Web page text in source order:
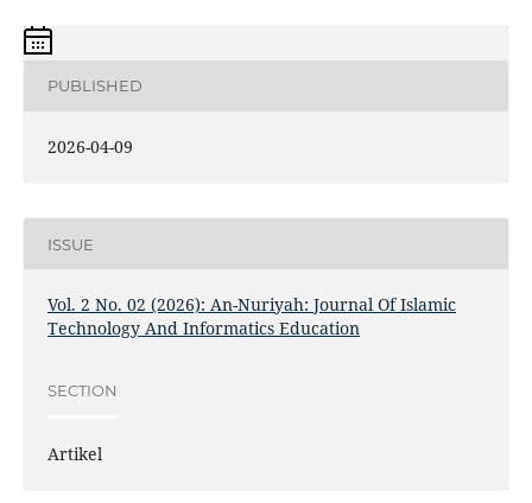
PUBLISHED
2026-04-09
ISSUE
Vol. 2 No. 02 (2026): An-Nuriyah: Journal Of Islamic
Technology And Informatics Education
SECTION
Artikel